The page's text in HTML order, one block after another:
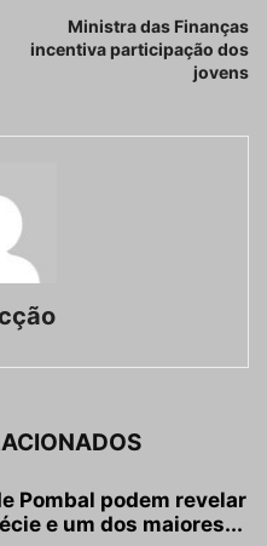
Ministra das Finanças
incentiva participação dos
jovens
Pombal podem revelar
e um dos maiores...